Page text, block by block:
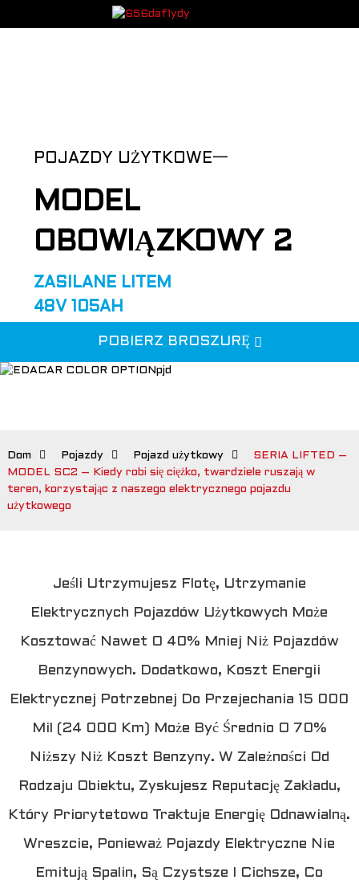
POJAZDY UŻYTKOWE一
MODEL
OBOWIĄZKOWY 2
ZASILANE LITEM
48V 105AH
POBIERZ BROSZURĘ
Dom Pojazdy Pojazd użytkowy
SERIA LIFTED –
MODEL SC2 – Kiedy robi się ciężko, twardziele ruszają w
teren, korzystając z naszego elektrycznego pojazdu
użytkowego
Jeśli Utrzymujesz Flotę, Utrzymanie
Elektrycznych Pojazdów Użytkowych Może
Kosztować Nawet O 40% Mniej Niż Pojazdów
Benzynowych. Dodatkowo, Koszt Energii
Elektrycznej Potrzebnej Do Przejechania 15 000
Mil (24 000 Km) Może Być Średnio O 70%
Niższy Niż Koszt Benzyny. W Zależności Od
Rodzaju Obiektu, Zyskujesz Reputację Zakładu,
Który Priorytetowo Traktuje Energię Odnawialną.
Wreszcie, Ponieważ Pojazdy Elektryczne Nie
Emitują Spalin, Są Czystsze I Cichsze, Co